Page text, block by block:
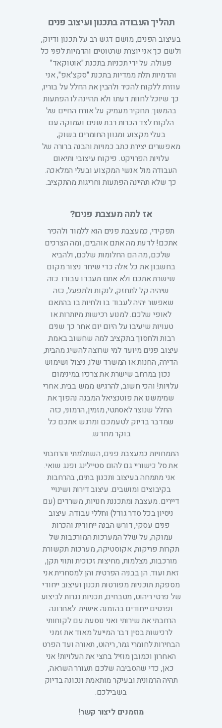
תהליך העבודה בתכנון ועיצוב פנים
בעיצוב הפנים, מושם דגש רב על תכנון ודיוק,
ולשם כך אני יוצרת שרטוטים והדמיות לפני כל
פעולה. על ידי תכניות בתכנת "אוטוקאד"
והדמיות תלת ממדיות בתכנת "סקצ'אפ", אני
עוזרת ללקוח להכיר ולהבין את החלל על בוריו,
כך שיוכל לחוות דעתו ולא תהיינה לו הפתעות
בהמשך. תחקיר מעמיק על אורח החיים של
הלקוח לצד הכרות רבת שנים ועמוקה עם
בעלי מקצוע ומגוון החומרים בשוק,
מאפשרים יצירת כתב כמויות והבנה ברורה של
עלויות הפרויקט. פיקוח עיצובי ותיאום
העבודה מול אנשי המקצוע ובעלי המלאכה.
כך שלא תהיינה הפתעות וחריגות מהתקציב.
אז למה מעצבת פנים?
תפקידי, כמעצבת פנים הוא ללמוד ולהכיר
אתכם! לדעת מה אתם אוהבים, ומה הצרכים
שלכם, מה הם החלומות שלכם, ולהביא
בחשבון את כל אלה כדי שיחד ניצור מקום
שישרת אתכם ולא אתם תעבדו עבורו. כזה
שיהיה קל לתחזק, לנקות ולתפעל, כזה
שאפשר יהיה לעבוד בו ולחיות בו בהתאם
לאופי שלכם. למנוע רכישות מיותרות או
טעויות שיעיבו על היום יום אחר כך שנים
רבות ולחסוך בתקציב למה שחשוב באמת.
עיצוב פנים מיועד למי שרוצה להשיג מהבית,
הדירה, החנות או המשרד שלו, ניצול ושימוש
נכון במרחב שישרת את צרכיו במינימום
עלויות! והכי חשוב, להרגיש ממש בבית. אחרי
שמימשנו את פוטנציאל המבנה נהפוך את
החלל שנוצר לאסתטי, מזמין, הרמוני, כזה
שמדבר בדיוק לטעמכם ומרגש אתכם כל
בוקר מחדש.
התמחויות כמעצבת פנים, השתלמתי והרחבתי
את סל כישוריי גם להום סטיילינג ופנג שואי.
אני מתמחה בעיצוב ותכנון בתים, בהרחבות
בקיבוצים ומושבים. עיצוב דירות ושינויי
דיירים. מעצבת ומתכננת חנויות, משרדים (עם
ניסיון בכל סדר גודל) וחללי עבודה. עיצוב
פנים עסקי, דורש הבנה ייחודית והכרות
עמוקה, על שלל המערכות המורכבות של
תקרות פריקות, אקוסטיקה, מערכות תקשורת
מורכבות, מצלמות, מחיצות זכוכית ותווי תקן,
זאת ועוד. הן בבניה הפרטית והן למסחרית אני
מספקת תוכניות מפורטות תכנון ועיצוב ייחודי
של פרטי ריהוט, מטבחים, תכניות נגרות לביצוע
ופרטים ייחודים בהזמנה אישית. לאחרונה
הרחבתי את שירותי ואני נוסעת עם לקוחותי
לרכישות בסין דבר המייעל מאוד את זמני
הבחירות לחומרי גמר, ריהוט, תאורה ועד הפרט
האחרון וכמובן מוזיל בחצי את העלויות! אני
כאן, כדי שהסביבה שלכם תעורר השראה,
תהיה הרמונית ובעיקר מותאמת ונכונה בדיוק
בשבילכם.
מוזמנים ליצור קשר!